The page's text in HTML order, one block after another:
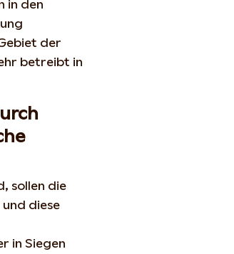
in den
der
betreibt in
sollen die
diese
in Siegen